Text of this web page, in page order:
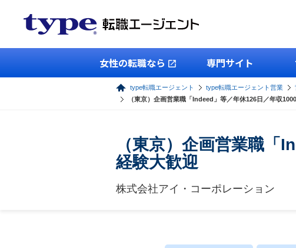
女性の転職なら 専門サイト
type転職エージェント type転職エージェント営業
（東京）企画営業職「Indeed」等／年休126日／年収
（東京）企画営業職
経験大歓迎
株式会社アイ・コーポレーション